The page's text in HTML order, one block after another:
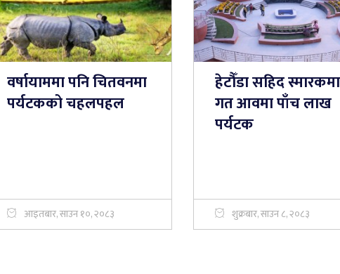
वर्षायाममा पनि चितवनमा
पर्यटकको चहलपहल
आइतबार, साउन १०, २०८३
हेटौँडा सहिद स्मारकमा
गत आवमा पाँच लाख
पर्यटक
शुक्रबार, साउन ८, २०८३